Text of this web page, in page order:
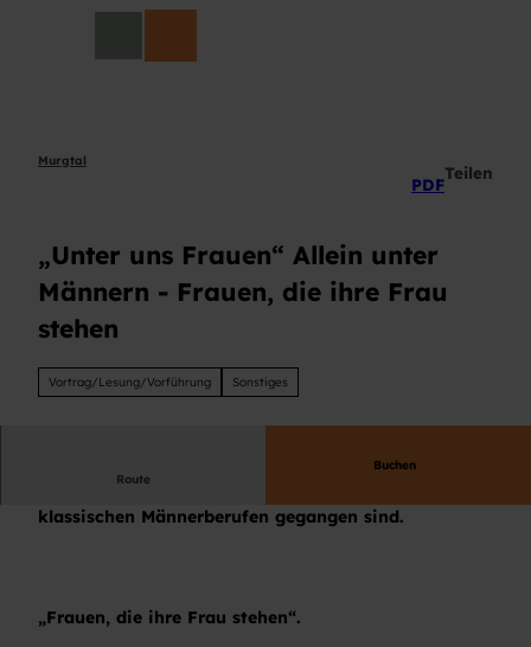
Murgtal
PDF
Teilen
„Unter uns Frauen“ Allein unter
Männern - Frauen, die ihre Frau
stehen
Vortrag/Lesung/Vorführung Sonstiges
Route
Buchen
klassischen Männerberufen gegangen sind.
„Frauen, die ihre Frau stehen“.